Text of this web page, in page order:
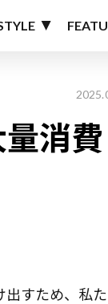
消費
すため、私